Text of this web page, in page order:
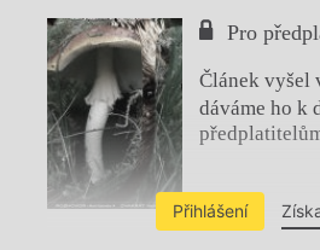
Pro
Článek vyšel
dáváme ho k
Přihlášení